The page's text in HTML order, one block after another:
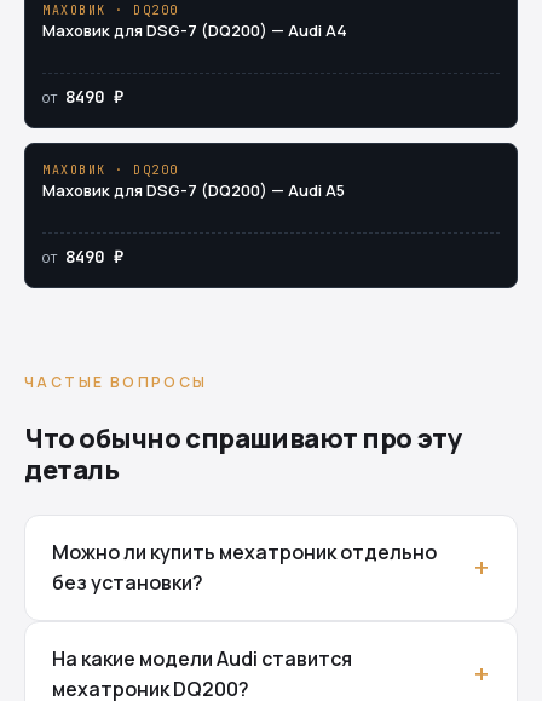
МАХОВИК · DQ200
Маховик для DSG-7 (DQ200) — Audi A4
от 8490 ₽
МАХОВИК · DQ200
Маховик для DSG-7 (DQ200) — Audi A5
от 8490 ₽
ЧАСТЫЕ ВОПРОСЫ
Что обычно спрашивают про эту
деталь
Можно ли купить мехатроник отдельно
без установки?
На какие модели Audi ставится
мехатроник DQ200?